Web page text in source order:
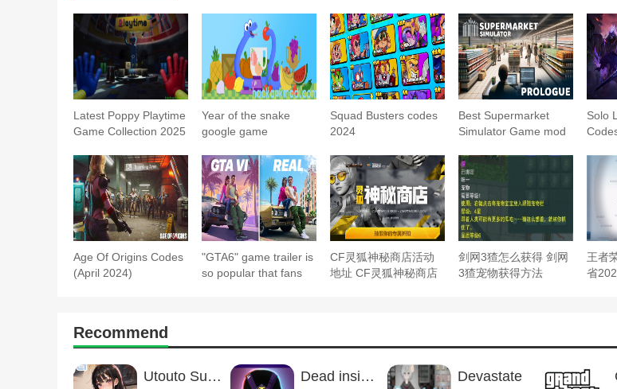
Latest Poppy Playtime
Game Collection 2025
Year of the snake
google game
Squad Busters codes
2024
Best Supermarket
Simulator Game mod
Solo
Age Of Origins Codes
(April 2024)
"GTA6" game trailer is
so popular that fans
CF灵狐神秘商店活动
地址 CF灵狐神秘商店
剑网3猹怎么获得 剑网
3猹宠物获得方法
王者
省
Recommend
Utouto Suyasuya Dead inside mods for Incredibox Devastate